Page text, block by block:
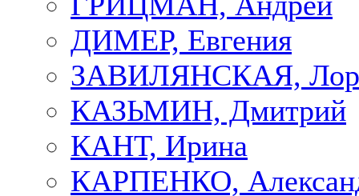
ДИМЕР, Евгения
ЗАВИЛЯНСКАЯ,
КАЗЬМИН, Дмитрий
КАНТ, Ирина
КАРПЕНКО,